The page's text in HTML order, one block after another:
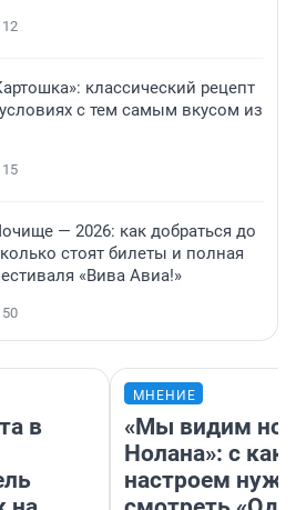
12
классический рецепт
с тем самым вкусом из
15
— 2026: как добраться до
стоят билеты и полная
«Вива Авиа!»
50
в
МНЕНИЕ
«Мы видим
Нолана»: с
настроем